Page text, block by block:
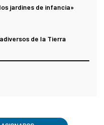
jardines de infancia»
de la Tierra